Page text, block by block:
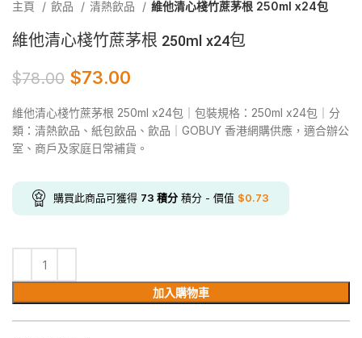
主頁 飲品 清熱飲品 維他清心棧竹蔗茅根 250ml x24包
維他清心棧竹蔗茅根 250ml x24包
$78.00 $73.00
維他清心棧竹蔗茅根 250ml x24包｜包裝規格：250ml x24包｜分
類：清熱飲品、紙包飲品、飲品｜GOBUY 香港網購供應，適合辦公
室、商戶及家庭日常補貨。
購買此商品可獲得 73 積分 積分 - 價值 $0.73
加入購物車